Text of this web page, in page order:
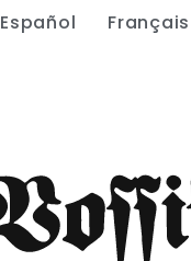
Español Français